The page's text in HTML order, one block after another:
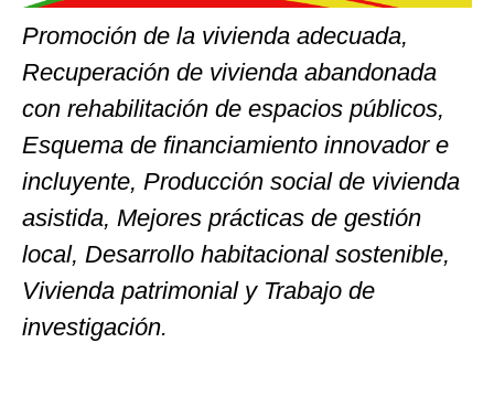
Promoción de la vivienda adecuada,
Recuperación de vivienda abandonada
con rehabilitación de espacios públicos,
Esquema de financiamiento innovador e
incluyente, Producción social de vivienda
asistida, Mejores prácticas de gestión
local, Desarrollo habitacional sostenible,
Vivienda patrimonial y Trabajo de
investigación.